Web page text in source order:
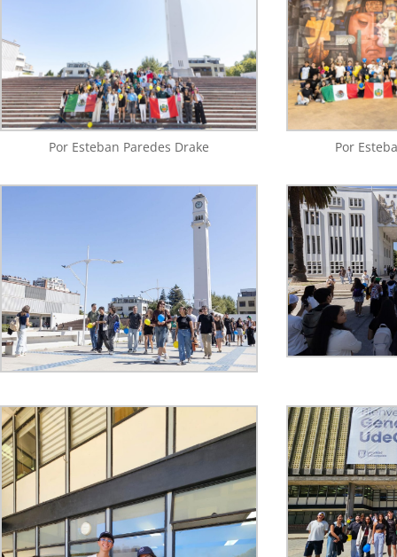
Por Esteban Paredes Drake Por